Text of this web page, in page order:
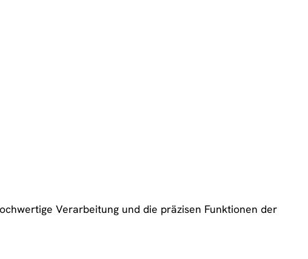
Verarbeitung und die präzisen Funktionen der